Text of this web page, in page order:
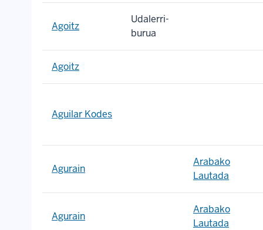
Agoitz
Udalerri-
burua
Agoitz
Aguilar Kodes
Agurain
Arabako
Lautada
Agurain
Arabako
Lautada